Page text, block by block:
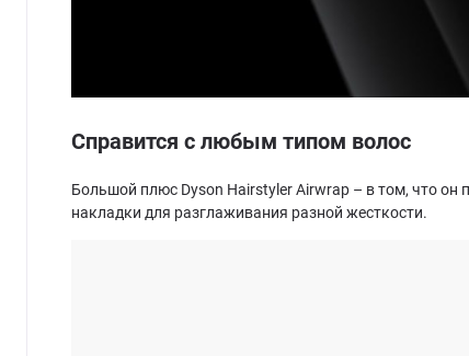
Справится с любым типом волос
Большой плюс Dyson Hairstyler Airwrap – в том, что он
накладки для разглаживания разной жесткости.